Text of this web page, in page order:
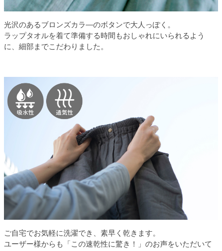
光沢のあるブロンズカラ―のボタンで大人っぽく。
ラップタオルを着て準備する時間もおしゃれにいられるよう
に、細部までこだわりました。
ご自宅でお気軽に洗濯でき、素早く乾きます。
ユーザー様からも「この速乾性に驚き！」のお声をいただいて